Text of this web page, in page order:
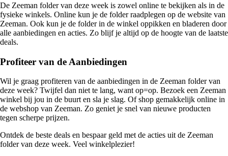
De Zeeman folder van deze week is zowel online te bekijken als in de
fysieke winkels. Online kun je de folder raadplegen op de website van
Zeeman. Ook kun je de folder in de winkel oppikken en bladeren door
alle aanbiedingen en acties. Zo blijf je altijd op de hoogte van de laatste
deals.
Profiteer van de Aanbiedingen
Wil je graag profiteren van de aanbiedingen in de Zeeman folder van
deze week? Twijfel dan niet te lang, want op=op. Bezoek een Zeeman
winkel bij jou in de buurt en sla je slag. Of shop gemakkelijk online in
de webshop van Zeeman. Zo geniet je snel van nieuwe producten
tegen scherpe prijzen.
Ontdek de beste deals en bespaar geld met de acties uit de Zeeman
folder van deze week. Veel winkelplezier!